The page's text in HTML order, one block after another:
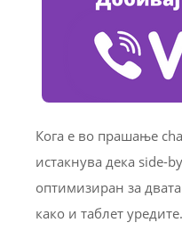
Кога е во прашање
истакнува дека side-
оптимизиран за
како и таблет уредите.